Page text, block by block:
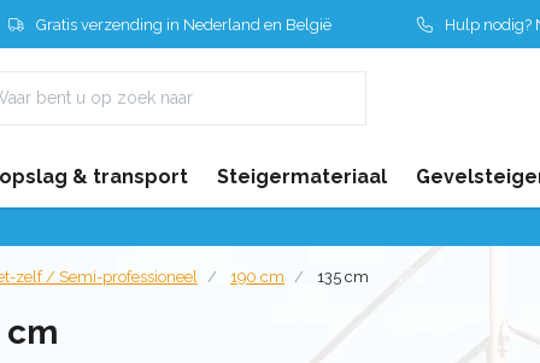
Gratis verzending in Nederland en België Hulp nodig?
& transport Steigermateriaal
zelf / Semi-professioneel 190 cm 135 cm
cm